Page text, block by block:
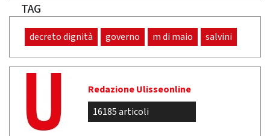
TAG
decreto dignità governo m di maio salvini
Redazione Ulisseonline
16185 articoli